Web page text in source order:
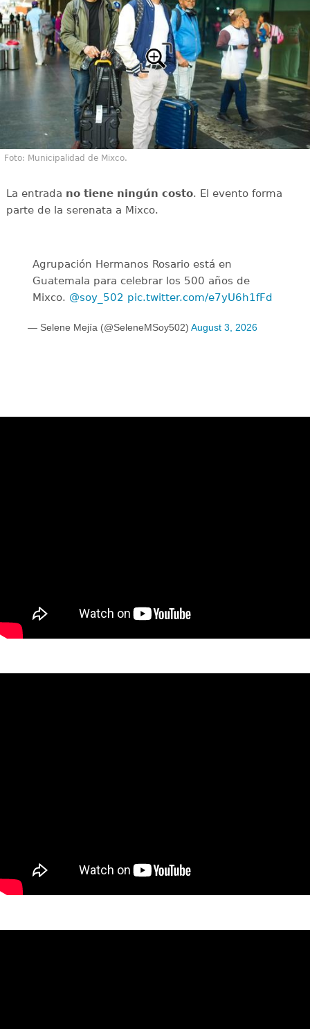
Foto: Municipalidad de Mixco.
La entrada no tiene ningún costo. El evento forma
parte de la serenata a Mixco.
Agrupación Hermanos Rosario está en
Guatemala para celebrar los 500 años de
Mixco. @soy_502 pic.twitter.com/e7yU6h1fFd
— Selene Mejía (@SeleneMSoy502) August 3, 2026